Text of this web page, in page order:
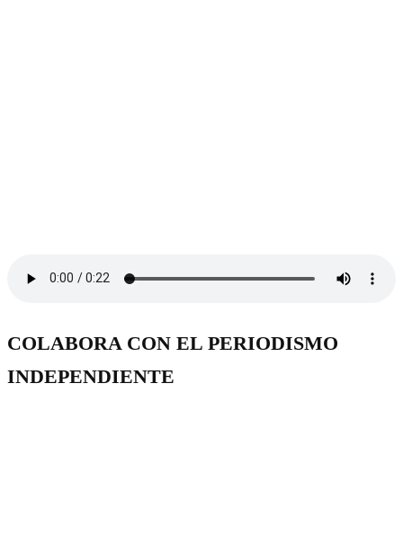
COLABORA CON EL PERIODISMO
INDEPENDIENTE